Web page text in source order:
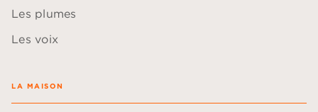
Les plumes
Les voix
LA MAISON